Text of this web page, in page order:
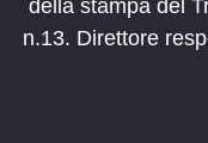
della stampa del
n.13. Direttore